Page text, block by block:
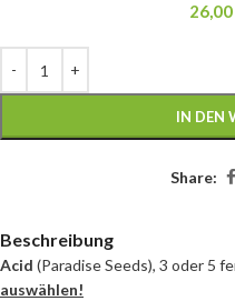
26,00
IN DEN
Share:
Beschreibung
Acid (Paradise Seeds), 3 oder 5
auswählen!